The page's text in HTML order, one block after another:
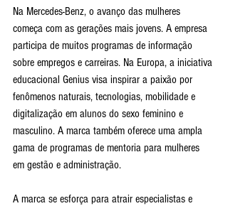
Na Mercedes-Benz, o avanço das mulheres
começa com as gerações mais jovens. A empresa
participa de muitos programas de informação
sobre empregos e carreiras. Na Europa, a iniciativa
educacional Genius visa inspirar a paixão por
fenômenos naturais, tecnologias, mobilidade e
digitalização em alunos do sexo feminino e
masculino. A marca também oferece uma ampla
gama de programas de mentoria para mulheres
em gestão e administração.
A marca se esforça para atrair especialistas e